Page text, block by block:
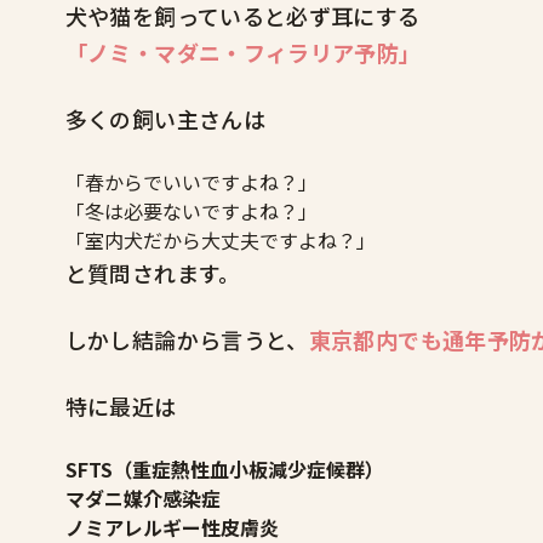
犬や猫を飼っていると必ず耳にする
「ノミ・マダニ・フィラリア予防」
多くの飼い主さんは
「春からでいいですよね？」
「冬は必要ないですよね？」
「室内犬だから大丈夫ですよね？」
と質問されます。
しかし結論から言うと、 東京都内でも通年予防
特に最近は
SFTS（重症熱性血小板減少症候群）
マダニ媒介感染症
ノミアレルギー性皮膚炎